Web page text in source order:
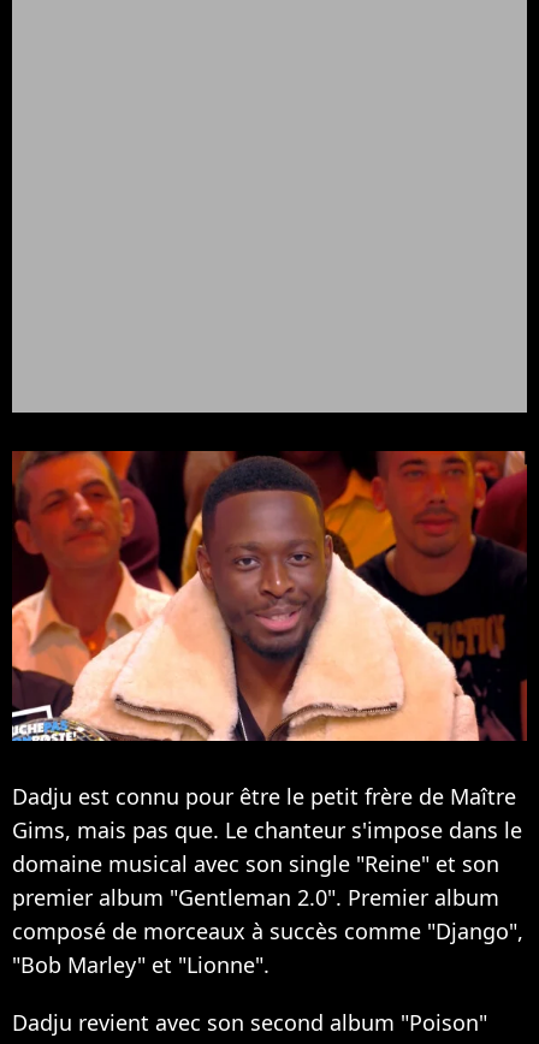
Dadju est connu pour être le petit frère de Maître
Gims, mais pas que. Le chanteur s'impose dans le
domaine musical avec son single "Reine" et son
premier album "Gentleman 2.0". Premier album
composé de morceaux à succès comme "Django",
"Bob Marley" et "Lionne".
Dadju revient avec son second album "Poison"